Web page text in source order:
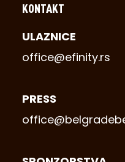
KONTAKT
ULAZNICE
office@efinity.rs
PRESS